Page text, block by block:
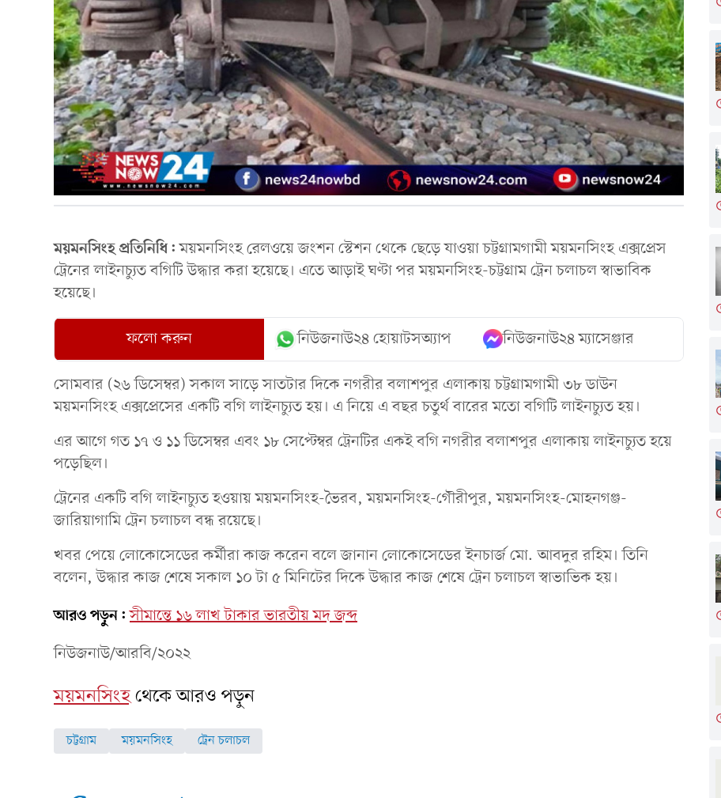
ময়মনসিংহ প্রতিনিধি:ময়মনসিংহ রেলওয়ে জংশন স্টেশন থেকে ছেড়ে যাওয়া চট্টগ্রামগামী ময়মনসিংহ এক্সপ্রেস
ট্রেনের লাইনচ্যুত বগিটি উদ্ধার করা হয়েছে। এতে আড়াই ঘণ্টা পর ময়মনসিংহ-চট্টগ্রাম ট্রেন চলাচল স্বাভাবিক
হয়েছে।
ফলো করুন নিউজনাউ২৪ হোয়াটসঅ্যাপ নিউজনাউ২৪ ম্যাসেঞ্জার
সোমবার (২৬ ডিসেম্বর) সকাল সাড়ে সাতটার দিকে নগরীর বলাশপুর এলাকায় চট্টগ্রামগামী ৩৮ ডাউন
ময়মনসিংহ এক্সপ্রেসের একটি বগি লাইনচ্যুত হয়। এ নিয়ে এ বছর চতুর্থ বারের মতো বগিটি লাইনচ্যুত হয়।
এর আগে গত ১৭ ও ১১ ডিসেম্বর এবং ১৮ সেপ্টেম্বর ট্রেনটির একই বগি নগরীর বলাশপুর এলাকায় লাইনচ্যুত হয়ে
পড়েছিল।
ট্রেনের একটি বগি লাইনচ্যুত হওয়ায় ময়মনসিংহ-ভৈরব, ময়মনসিংহ-গৌরীপুর, ময়মনসিংহ-মোহনগঞ্জ-
জারিয়াগামি ট্রেন চলাচল বন্ধ রয়েছে।
খবর পেয়ে লোকোসেডের কর্মীরা কাজ করেন বলে জানান লোকোসেডের ইনচার্জ মো. আবদুর রহিম। তিনি
বলেন, উদ্ধার কাজ শেষে সকাল ১০ টা ৫ মিনিটের দিকে উদ্ধার কাজ শেষে ট্রেন চলাচল স্বাভাভিক হয়।
আরও পড়ুন: সীমান্তে ১৬ লাখ টাকার ভারতীয় মদ জব্দ
নিউজনাউ/আরবি/২০২২
ময়মনসিংহথেকে আরও পড়ুন
চট্টগ্রাম ময়মনসিংহ ট্রেন চলাচল